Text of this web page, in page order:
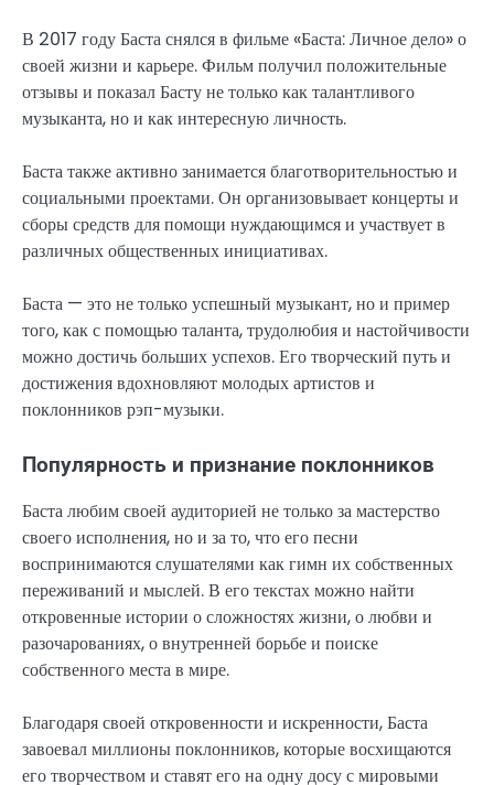
В 2017 году Баста снялся в фильме «Баста: Личное дело» о
своей жизни и карьере. Фильм получил положительные
отзывы и показал Басту не только как талантливого
музыканта, но и как интересную личность.
Баста также активно занимается благотворительностью и
социальными проектами. Он организовывает концерты и
сборы средств для помощи нуждающимся и участвует в
различных общественных инициативах.
Баста — это не только успешный музыкант, но и пример
того, как с помощью таланта, трудолюбия и настойчивости
можно достичь больших успехов. Его творческий путь и
достижения вдохновляют молодых артистов и
поклонников рэп-музыки.
Популярность и признание поклонников
Баста любим своей аудиторией не только за мастерство
своего исполнения, но и за то, что его песни
воспринимаются слушателями как гимн их собственных
переживаний и мыслей. В его текстах можно найти
откровенные истории о сложностях жизни, о любви и
разочарованиях, о внутренней борьбе и поиске
собственного места в мире.
Благодаря своей откровенности и искренности, Баста
завоевал миллионы поклонников, которые восхищаются
его творчеством и ставят его на одну досу с мировыми